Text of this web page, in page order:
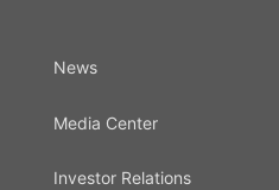
News
Media Center
Investor Relations